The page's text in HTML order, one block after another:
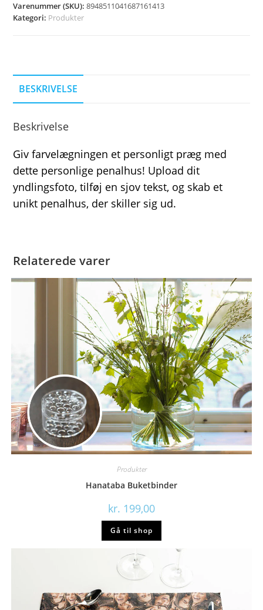
Varenummer (SKU):8948511041687161413
Kategori: Produkter
BESKRIVELSE
Beskrivelse
Giv farvelægningen et personligt præg med
dette personlige penalhus! Upload dit
yndlingsfoto, tilføj en sjov tekst, og skab et
unikt penalhus, der skiller sig ud.
Relaterede varer
Produkter
Hanataba Buketbinder
kr. 199,00
Gå til shop